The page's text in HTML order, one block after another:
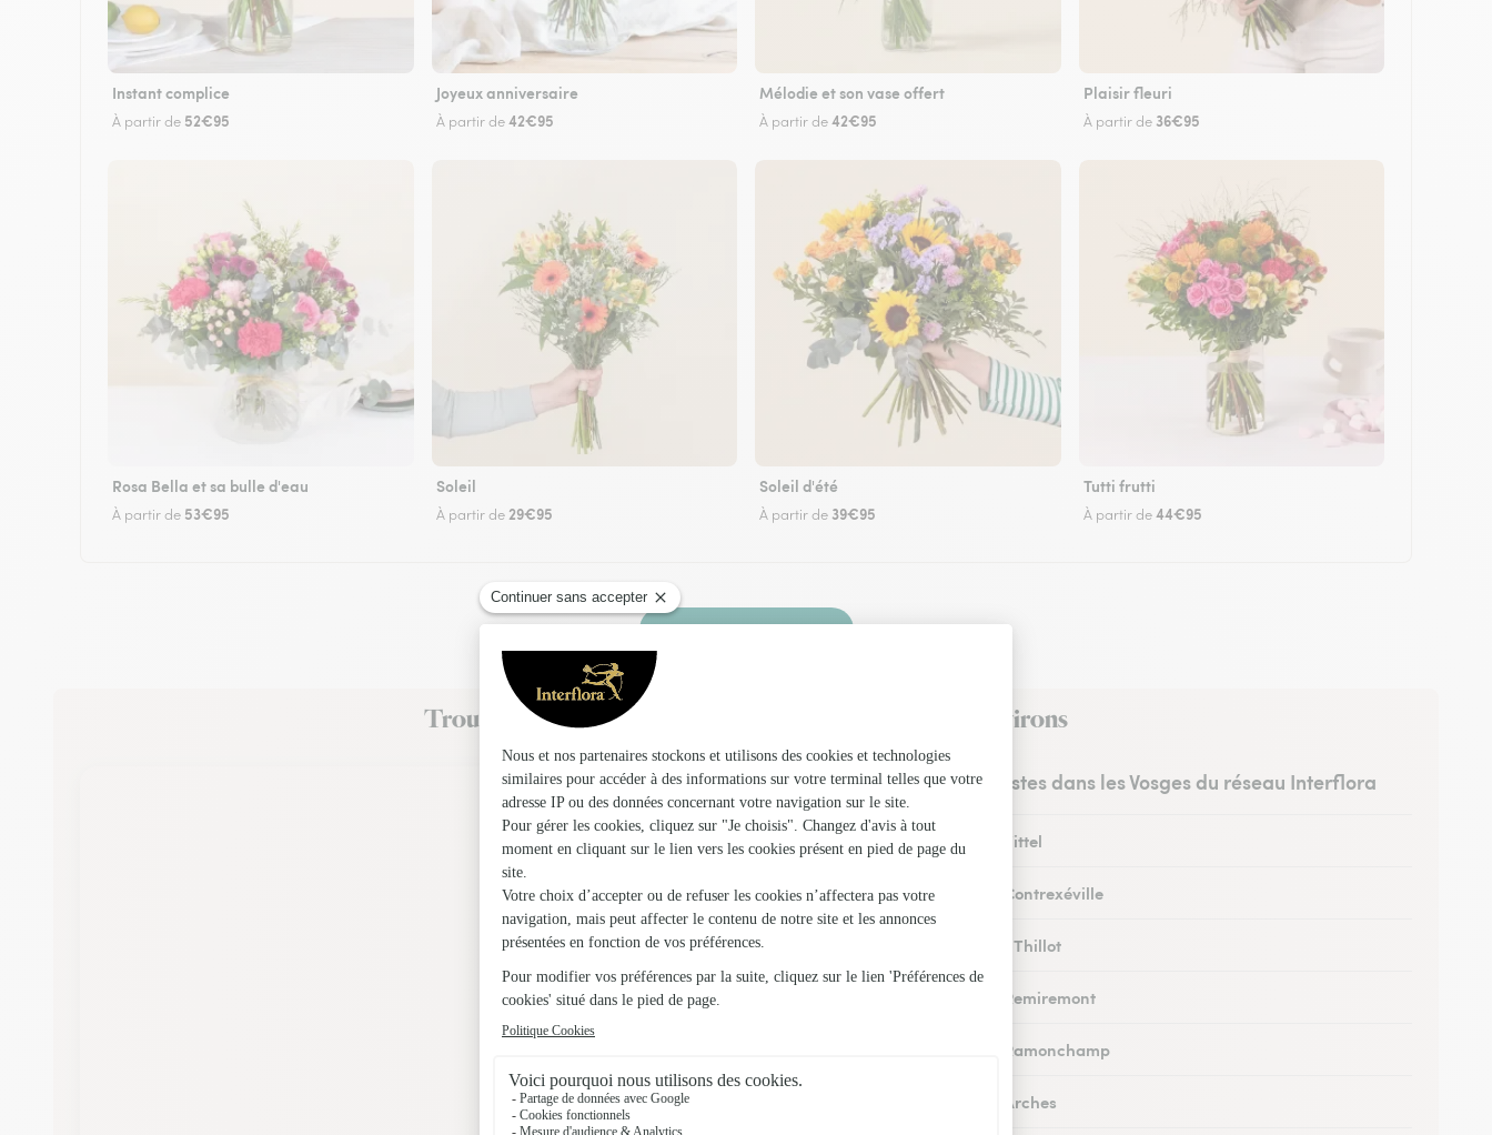
Instant complice
À partir de 52€95
Joyeux anniversaire
À partir de42€95
Mélodie et son vase offert
À partir de42€95
Plaisir fleuri
À partir de 36€95
Rosa Bella et sa bulle d'eau
À partir de 53€95
Soleil
À partir de 29€95
Soleil d'été
À partir de 39€95
Tutti frutti
À partir de44€95
Faire livrer des fleurs
Trouvez un fleuriste Interflora à Lesseux et dans ses environs
Les fleuristes dans les Vosges du réseau Interflora
Fleuristes à Vittel
Fleuristes à Contrexéville
Fleuristes au Thillot
Fleuristes à Remiremont
Fleuristes à Ramonchamp
Fleuristes à Arches